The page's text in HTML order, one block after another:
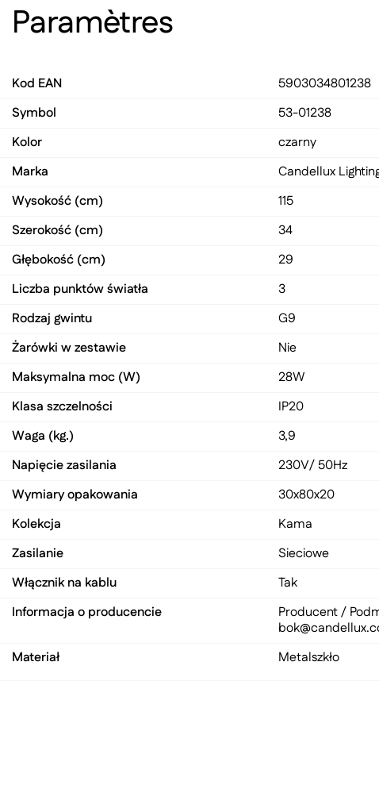
Paramètres
Kod EAN
5903034801238
Symbol
53-01238
Kolor
czarny
Marka
Candellux
Wysokość (cm)
115
Szerokość (cm)
34
Głębokość (cm)
29
Liczba punktów światła
3
Rodzaj gwintu
G9
Żarówki w zestawie
Nie
Maksymalna moc (W)
28W
Klasa szczelności
IP20
Waga (kg.)
3,9
Napięcie zasilania
230V/ 50Hz
Wymiary opakowania
30x80x20
Kolekcja
Kama
Zasilanie
Sieciowe
Włącznik na kablu
Tak
Informacja o producencie
Producent /
Materiał
Metalszkło